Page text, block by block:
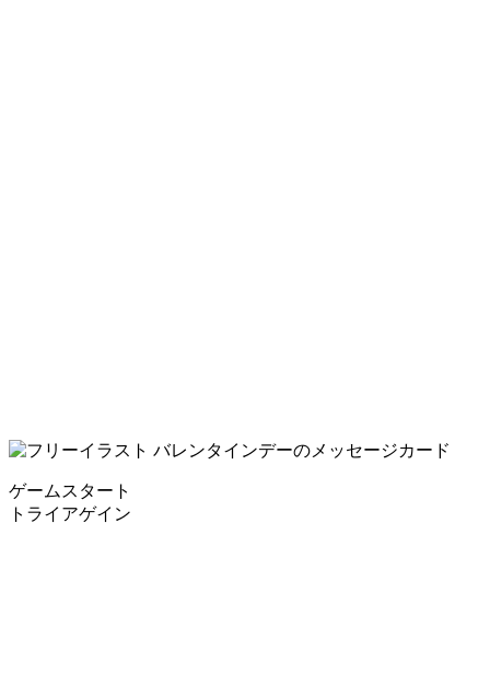
ゲームスタート
トライアゲイン